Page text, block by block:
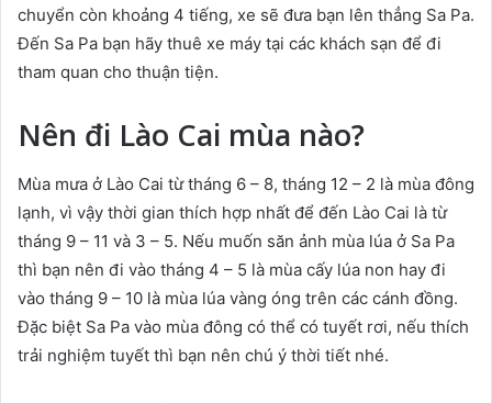
chuyển còn khoảng 4 tiếng, xe sẽ đưa bạn lên thẳng Sa Pa.
Đến Sa Pa bạn hãy thuê xe máy tại các khách sạn để đi
tham quan cho thuận tiện.
Nên đi Lào Cai mùa nào?
Mùa mưa ở Lào Cai từ tháng 6 – 8, tháng 12 – 2 là mùa đông
lạnh, vì vậy thời gian thích hợp nhất để đến Lào Cai là từ
tháng 9 – 11 và 3 – 5. Nếu muốn săn ảnh mùa lúa ở Sa Pa
thì bạn nên đi vào tháng 4 – 5 là mùa cấy lúa non hay đi
vào tháng 9 – 10 là mùa lúa vàng óng trên các cánh đồng.
Đặc biệt Sa Pa vào mùa đông có thể có tuyết rơi, nếu thích
trải nghiệm tuyết thì bạn nên chú ý thời tiết nhé.